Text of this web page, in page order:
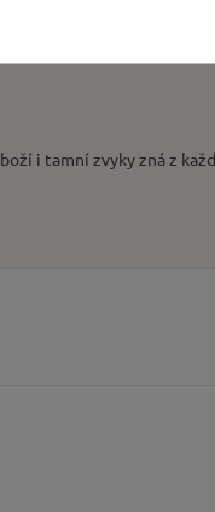
i tamní zvyky zná z